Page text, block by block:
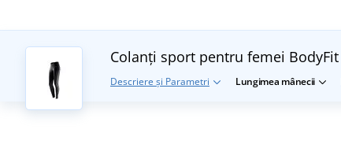
Colanți sport pentru femei BodyFit
Descriere și Parametri Lungimea mânecii